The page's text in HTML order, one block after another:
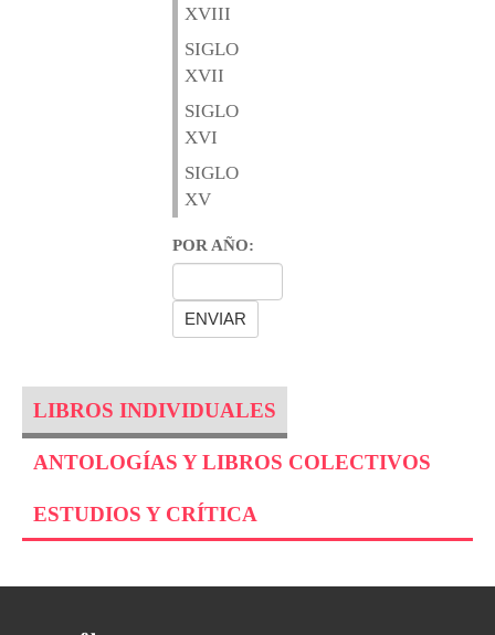
XVIII
SIGLO
XVII
SIGLO
XVI
SIGLO
XV
POR AÑO:
LIBROS INDIVIDUALES
ANTOLOGÍAS Y LIBROS COLECTIVOS
ESTUDIOS Y CRÍTICA